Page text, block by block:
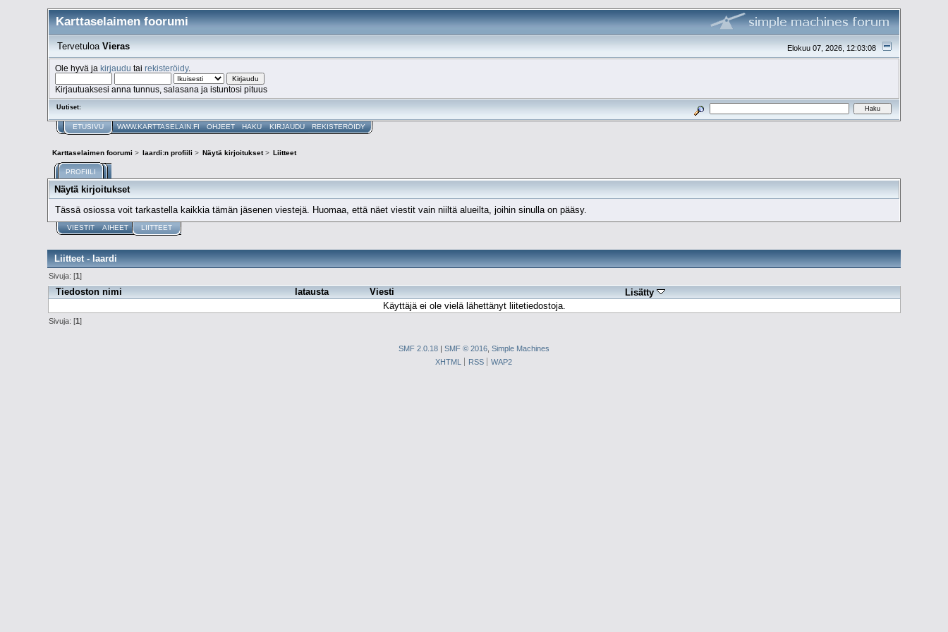
Karttaselaimen foorumi
Elokuu 07, 2026, 12:03:08
Tervetuloa Vieras
Ole hyvä jakirjaudu tairekisteröidy.
Kirjautuaksesi anna tunnus, salasana ja istuntosi pituus
Uutiset:
ETUSIVU WWW.KARTTASELAIN.FI OHJEET HAKU KIRJAUDU REKISTERÖIDY
Karttaselaimen foorumi > laardi:n profiili > Näytä kirjoitukset> Liitteet
PROFIILI
Näytä kirjoitukset
Tässä osiossa voit tarkastella kaikkia tämän jäsenen viestejä. Huomaa, että näet viestit vain niiltä alueilta, joihin sinulla on pääsy.
VIESTIT AIHEET LIITTEET
Liitteet - laardi
Sivuja: [1]
Tiedoston nimi latausta Viesti
Lisätty
Käyttäjä ei ole vielä lähettänyt liitetiedostoja.
Sivuja: [1]
SMF 2.0.18 | SMF © 2016 Simple Machines
XHTML
RSS WAP2